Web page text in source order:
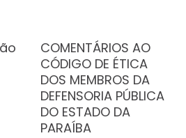
COMENTÁRIOS AO
CÓDIGO DE ÉTICA
DOS MEMBROS DA
DEFENSORIA PÚBLICA
DO ESTADO DA
PARAÍBA